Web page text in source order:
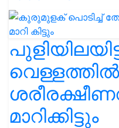
മാറിക്കിട്ടും